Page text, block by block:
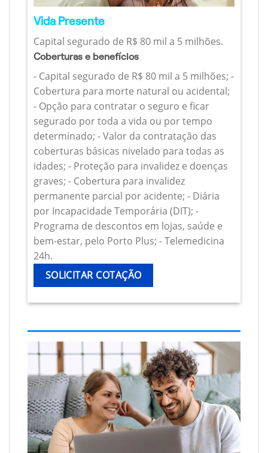
Vida Presente
Capital segurado de R$ 80 mil a 5 milhões.
Coberturas e benefícios
- Capital segurado de R$ 80 mil a 5 milhões; -
Cobertura para morte natural ou acidental;
- Opção para contratar o seguro e ficar
segurado por toda a vida ou por tempo
determinado; - Valor da contratação das
coberturas básicas nivelado para todas as
idades; - Proteção para invalidez e doenças
graves; - Cobertura para invalidez
permanente parcial por acidente; - Diária
por Incapacidade Temporária (DIT); -
Programa de descontos em lojas, saúde e
bem-estar, pelo Porto Plus; - Telemedicina
24h.
SOLICITAR COTAÇÃO